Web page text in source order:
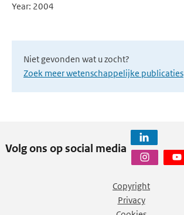
Year: 2004
Niet gevonden wat u zocht?
Zoek meer wetenschappelijke publicaties
Volg ons op social media
Copyright
Privacy